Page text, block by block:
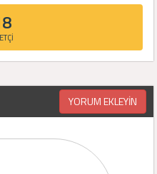
YORUM EKLEYİN